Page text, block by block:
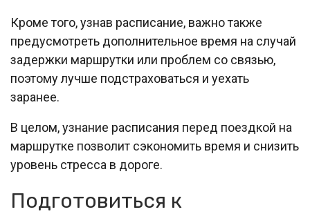
Кроме того, узнав расписание, важно также
предусмотреть дополнительное время на случай
задержки маршрутки или проблем со связью,
поэтому лучше подстраховаться и уехать
заранее.
В целом, узнание расписания перед поездкой на
маршрутке позволит сэкономить время и снизить
уровень стресса в дороге.
Подготовиться к